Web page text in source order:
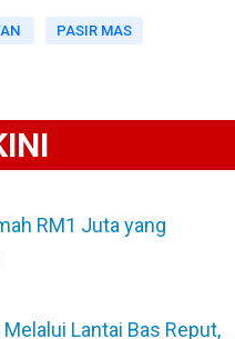
PASIR MAS
RM1 Juta yang
Lantai Bas Reput,